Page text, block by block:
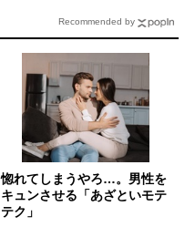
惚れてしまうやろ…。男性を
キュンさせる「あざといモテ
テク」
Recommended by